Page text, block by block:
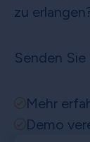
zu
Senden Sie
Mehr
Demo